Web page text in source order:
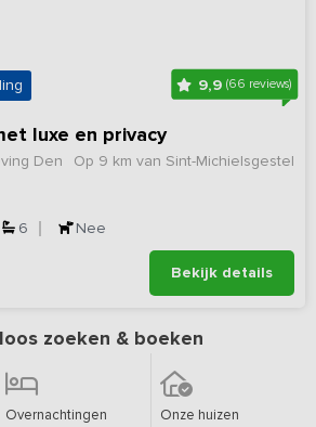
9,9 (66 reviews)
luxe en privacy
Op 9 km van Sint-Michielsgestel
Den
6 Nee
Bekijk details
zoeken & boeken
Overnachtingen Onze huizen